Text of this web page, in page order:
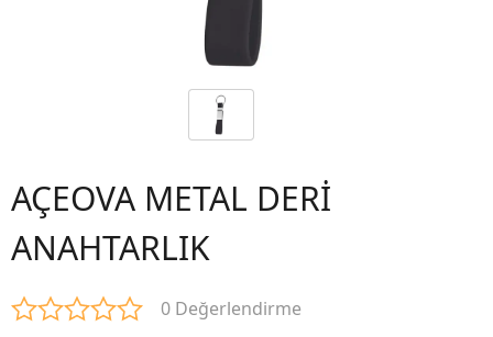
AÇEOVA METAL DERİ
ANAHTARLIK
0 Değerlendirme